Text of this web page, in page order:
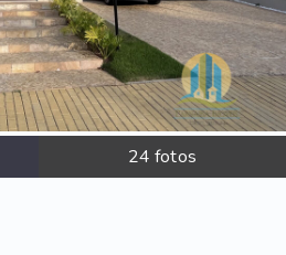
24 fotos